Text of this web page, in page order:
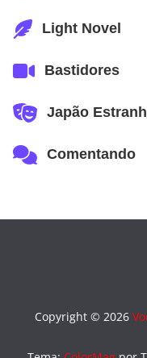
Light Novel
Bastidores
Japão
Comentando
Copyright © 2026